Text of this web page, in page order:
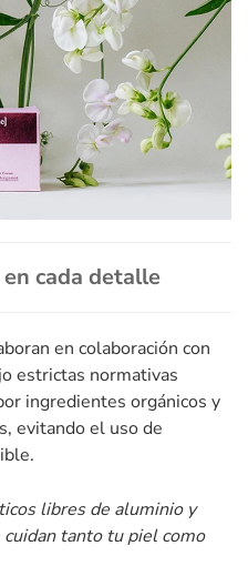
cada detalle
en colaboración con
estrictas normativas
ingredientes orgánicos y
evitando el uso de
libres de aluminio y
tanto tu piel como